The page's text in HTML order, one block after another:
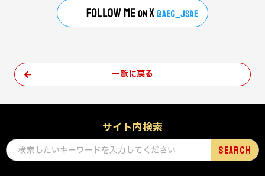
一覧に戻る
サイト内検索